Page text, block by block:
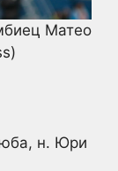
Матео
н. Юри